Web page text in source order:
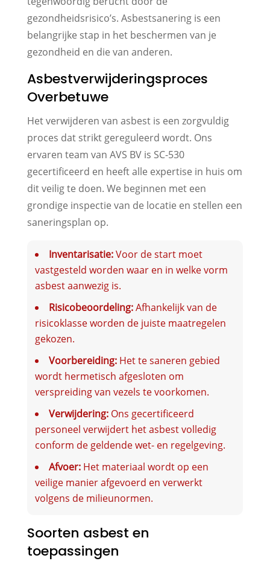
gezondheidsrisico’s. Asbestsanering is een
belangrijke stap in het beschermen van je
gezondheid en die van anderen.
Asbestverwijderingsproces
Overbetuwe
Het verwijderen van asbest is een zorgvuldig
proces dat strikt gereguleerd wordt. Ons
ervaren team van AVS BV is SC-530
gecertificeerd en heeft alle expertise in huis om
dit veilig te doen. We beginnen met een
grondige inspectie van de locatie en stellen een
saneringsplan op.
Inventarisatie:Voor de start moet
vastgesteld worden waar en in welke vorm
asbest aanwezig is.
Risicobeoordeling:Afhankelijk van de
risicoklasse worden de juiste maatregelen
gekozen.
Voorbereiding:Het te saneren gebied
wordt hermetisch afgesloten om
verspreiding van vezels te voorkomen.
Verwijdering:Ons gecertificeerd
personeel verwijdert het asbest volledig
conform de geldende wet- en regelgeving.
Afvoer:Het materiaal wordt op een
veilige manier afgevoerd en verwerkt
volgens de milieunormen.
Soorten asbest en
toepassingen